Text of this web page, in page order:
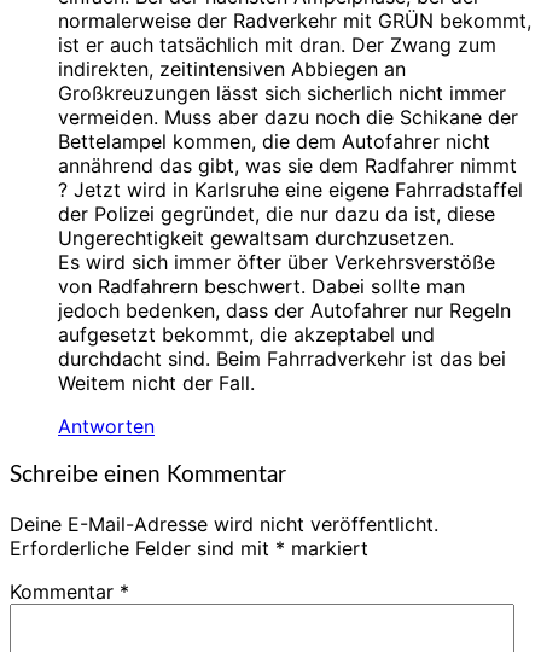
normalerweise der Radverkehr mit GRÜN bekommt,
ist er auch tatsächlich mit dran. Der Zwang zum
indirekten, zeitintensiven Abbiegen an
Großkreuzungen lässt sich sicherlich nicht immer
vermeiden. Muss aber dazu noch die Schikane der
Bettelampel kommen, die dem Autofahrer nicht
annährend das gibt, was sie dem Radfahrer nimmt
? Jetzt wird in Karlsruhe eine eigene Fahrradstaffel
der Polizei gegründet, die nur dazu da ist, diese
Ungerechtigkeit gewaltsam durchzusetzen.
Es wird sich immer öfter über Verkehrsverstöße
von Radfahrern beschwert. Dabei sollte man
jedoch bedenken, dass der Autofahrer nur Regeln
aufgesetzt bekommt, die akzeptabel und
durchdacht sind. Beim Fahrradverkehr ist das bei
Weitem nicht der Fall.
Antworten
Schreibe einen Kommentar
Deine E-Mail-Adresse wird nicht veröffentlicht.
Erforderliche Felder sind mit * markiert
Kommentar *